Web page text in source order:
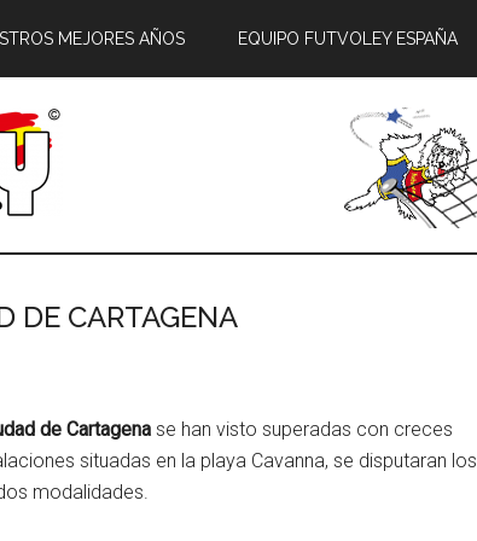
MEJORES AÑOS EQUIPO FUTVOLEY ESPAÑA
DE CARTAGENA
de Cartagena se han visto superadas con creces
situadas en la playa Cavanna, se disputaran los
modalidades.